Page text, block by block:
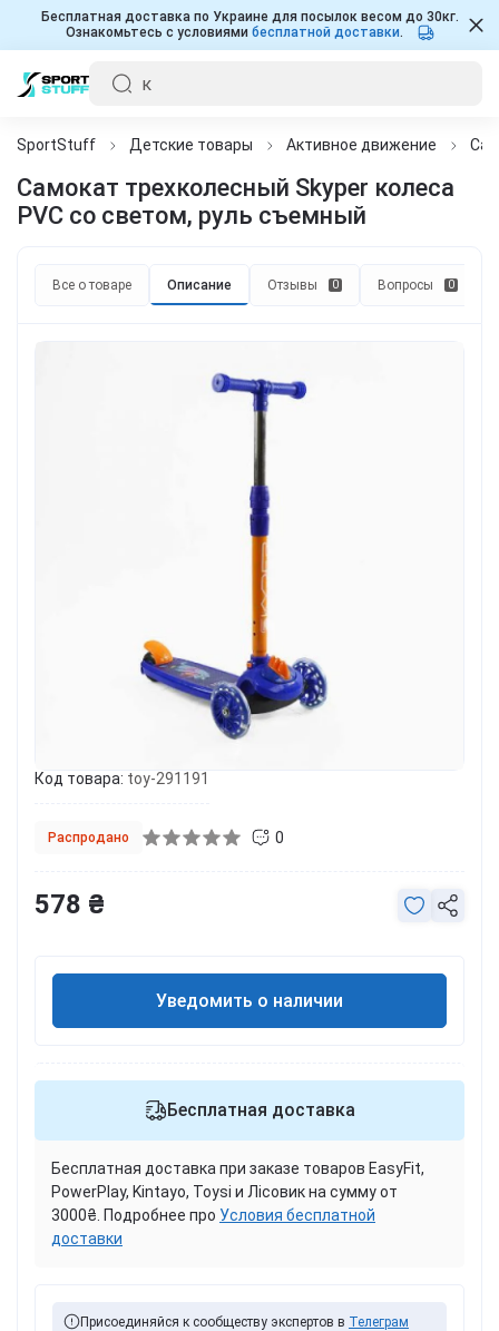
Бесплатная доставка по Украине для посылок весом до 30кг.
Ознакомьтесь с условиями бесплатной доставки.
SportStuff Детские товары Активное движение
Самокат трехколесный Skyper колеса
PVC со светом, руль съемный
Все о товаре Описание Отзывы 0 Вопросы 0
Код товара: toy-291191
Распродано 0
578 ₴
Уведомить о наличии
Бесплатная доставка
Бесплатная доставка при заказе товаров EasyFit,
PowerPlay, Kintayo, Toysi и Лісовик на сумму от
3000₴. Подробнее про Условия бесплатной
доставки
Присоединяйся к сообществу экспертов в Телеграм